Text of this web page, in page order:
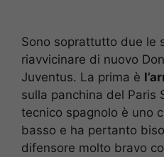
Sono soprattutto due le
riavvicinare di nuovo
Juventus. La prima è
sulla panchina del Paris
tecnico spagnolo è uno
basso e ha pertanto
difensore molto bravo